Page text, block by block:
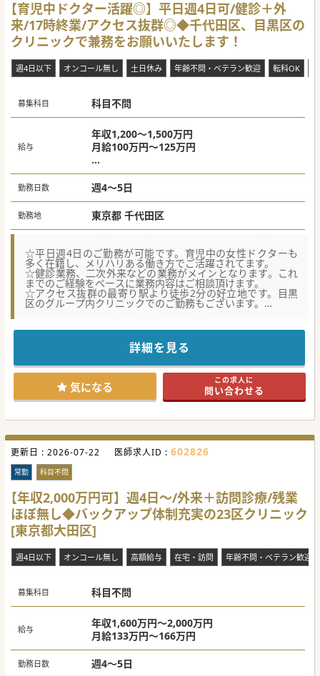
【育児中ドクター活躍◎】平日週4日可/健診＋外
来/17時終業/アクセス抜群◎◆千代田区、目黒区の
クリニックで兼務をお願いいたします！
週4日以下 オンコール無し 土日休み 年齢不問・ベテラン歓迎 転科OK
募集科目 科目不問
給与
年収1,200～1,500万円
月給100万円～125万円
週4日:1,200万円、週5日:1,500万円
勤務日数 週4～5日
勤務地 東京都 千代田区
☆平日週4日のご勤務が可能です。育児中の女性ドクターも
多く在籍し、メリハリある働き方でご活躍されてます。
☆健診業務、二次外来などの業務がメインとなります。これ
までのご経験をベースに業務内容はご相談頂けます。
☆アクセス抜群の最寄り駅より徒歩2分の好立地です。目黒
区のグループ内クリニックでのご勤務もございます。
JR各線利用可の駅近クリニックで健診・外来ドクターの募集
グループ内の別クリニックでの勤務もあり、リフレッシュし
ながら仕事に就けます。
法人内3クリニックでは育児中など女性ドクターが複数在籍
し、ご活躍されています。
#秋入職可
詳細を見る
気になる この求人に
問い合わせる
更新日 : 2026-07-22 医師求人ID : 602826
常勤 科目不問
【年収2,000万円可】週4日～/外来＋訪問診療/残業
ほぼ無し◆バックアップ体制充実の23区クリニック
[東京都大田区]
週4日以下 オンコール無し 高額給与 在宅・訪問 年齢不問・ベテラン歓迎
募集科目 科目不問
給与
年収1,600万円～2,000万円
月給133万円～166万円
勤務日数 週4～5日